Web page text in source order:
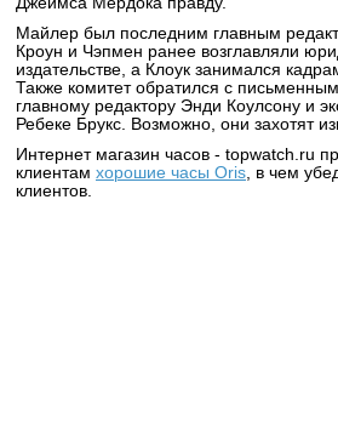
Майлер был последним главным
Кроун и Чэпмен ранее возглавляли
издательстве, а Клоук занимался
Также комитет обратился с
главному редактору Энди Коулсону и
Ребеке Брукс. Возможно, они захотят
Интернет магазин часов - topwatch.ru
клиентам хорошие часы Oris, в чем
клиентов.